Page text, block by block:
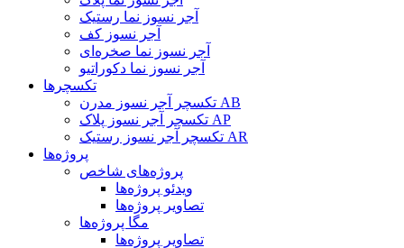
آجر نسوز نما رستیک
آجر نسوز کف
آجر نسوز نما صخره‌ای
آجر نسوز نما دکوراتیو
تکسچرها
تکسچر آجر نسوز مدرن AB
تکسچر آجر نسوز پلاک AP
تکسچر آجر نسوز رستیک AR
پروژه‌ها
پروژه‌های شاخص
ویدئو پروژه‌ها
تصاویر پروژه‌ها
مگا پروژه‌ها
تصاویر پروژه‌ها